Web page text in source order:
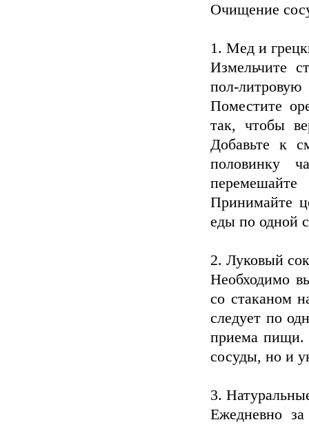
Очищение
1. Мед и
Измельчите
пол-
Поместите
так, чтобы
Добавьте к
половинку
Принимайте
еды по одной
2. Луковый
Необходимо
со стаканом
следует по
приема пищи.
сосуды, но и
3.
Ежедневно